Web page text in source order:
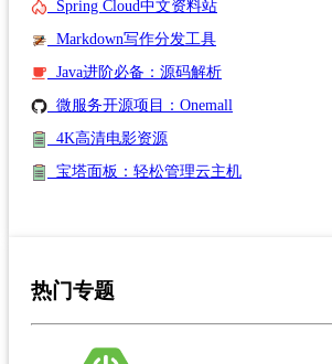
Spring Cloud中文资料站
Markdown写作分发工具
Java进阶必备：源码解析
微服务开源项目：Onemall
4K高清电影资源
宝塔面板：轻松管理云主机
热门专题